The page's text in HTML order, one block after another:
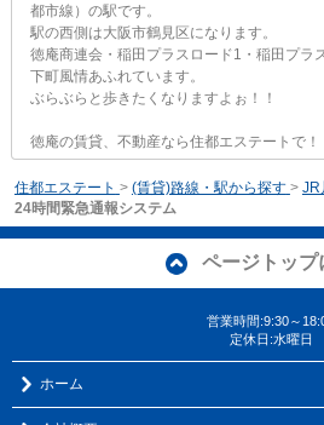
都市線）の駅です。
駅の西側は大阪市鶴見区になります。
徳庵商連会・稲田プラスロード1・稲田プラ
下町風情あふれています。
ぶらぶらと歩きたくなりますよぉ！！
徳庵の賃貸、不動産なら住都エステートで！
住都エステート > (賃貸)路線・駅から探す > JR
24時間緊急通報システム
ページトップ
営業時間:9:30～
定休日:水曜日
ホーム